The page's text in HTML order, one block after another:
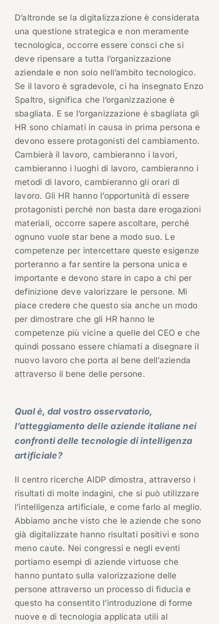
D’altronde se la digitalizzazione è considerata
una questione strategica e non meramente
tecnologica, occorre essere consci che si
deve ripensare a tutta l’organizzazione
aziendale e non solo nell’ambito tecnologico.
Se il lavoro è sgradevole, ci ha insegnato Enzo
Spaltro, significa che l’organizzazione è
sbagliata. E se l’organizzazione è sbagliata gli
HR sono chiamati in causa in prima persona e
devono essere protagonisti del cambiamento.
Cambierà il lavoro, cambieranno i lavori,
cambieranno i luoghi di lavoro, cambieranno i
metodi di lavoro, cambieranno gli orari di
lavoro. Gli HR hanno l’opportunità di essere
protagonisti perché non basta dare erogazioni
materiali, occorre sapere ascoltare, perché
ognuno vuole star bene a modo suo. Le
competenze per intercettare queste esigenze
porteranno a far sentire la persona unica e
importante e devono stare in capo a chi per
definizione deve valorizzare le persone. Mi
piace credere che questo sia anche un modo
per dimostrare che gli HR hanno le
competenze più vicine a quelle del CEO e che
quindi possano essere chiamati a disegnare il
nuovo lavoro che porta al bene dell’azienda
attraverso il bene delle persone.
Qual è, dal vostro osservatorio,
l’atteggiamento delle aziende italiane nei
confronti delle tecnologie di intelligenza
artificiale?
Il centro ricerche AIDP dimostra, attraverso i
risultati di molte indagini, che si può utilizzare
l’intelligenza artificiale, e come farlo al meglio.
Abbiamo anche visto che le aziende che sono
già digitalizzate hanno risultati positivi e sono
meno caute. Nei congressi e negli eventi
portiamo esempi di aziende virtuose che
hanno puntato sulla valorizzazione delle
persone attraverso un processo di fiducia e
questo ha consentito l’introduzione di forme
nuove e di tecnologia applicata utili al